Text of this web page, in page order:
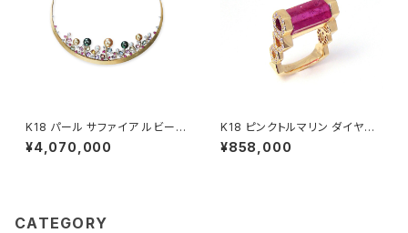
K18 パール サファイア ルビー
ダイヤモンド ネックレス
¥4,070,000
K18 ピンクトルマリン ダイヤモ
ンド リング
¥858,000
CATEGORY